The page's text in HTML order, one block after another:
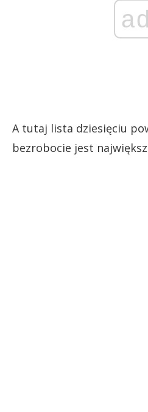
ad
A tutaj lista dziesięciu
bezrobocie jest